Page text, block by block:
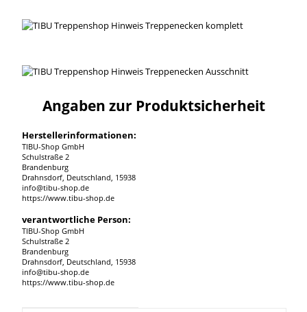
Angaben zur Produktsicherheit
Herstellerinformationen:
TIBU-Shop GmbH
Schulstraße 2
Brandenburg
Drahnsdorf, Deutschland, 15938
info@tibu-shop.de
https://www.tibu-shop.de
verantwortliche Person:
TIBU-Shop GmbH
Schulstraße 2
Brandenburg
Drahnsdorf, Deutschland, 15938
info@tibu-shop.de
https://www.tibu-shop.de